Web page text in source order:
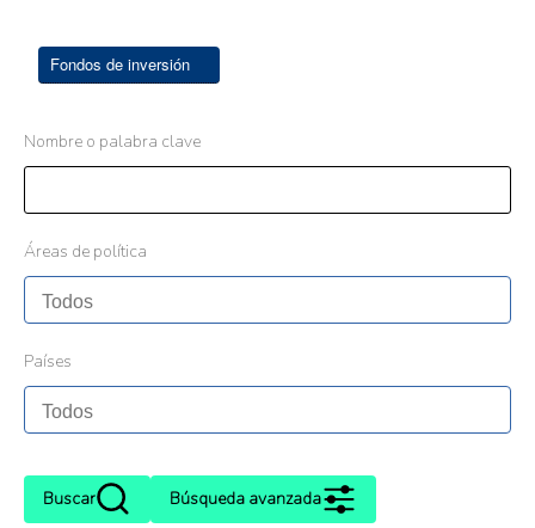
Fondos de inversión
Nombre o palabra clave
Áreas de política
Países
Buscar Búsqueda avanzada